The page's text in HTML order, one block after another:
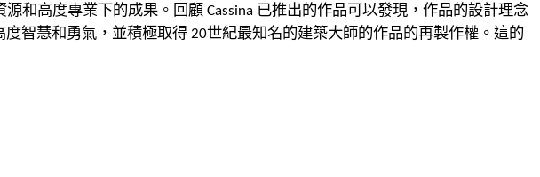
和高度專業下的成果。 回顧 Cassina 已推出的作品可以發現，作品的設計理念
度智慧和勇氣，並積極取得 20世紀最知名的建築大師的作品的再製作權。 這的